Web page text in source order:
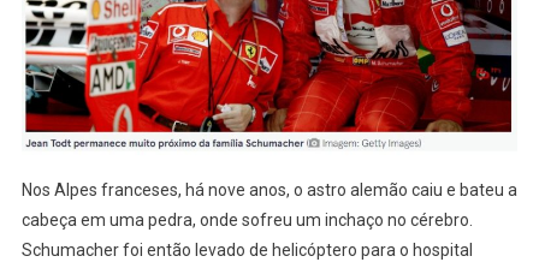
Nos Alpes franceses, há nove anos, o astro alemão caiu e bateu a
cabeça em uma pedra, onde sofreu um inchaço no cérebro.
Schumacher foi então levado de helicóptero para o hospital